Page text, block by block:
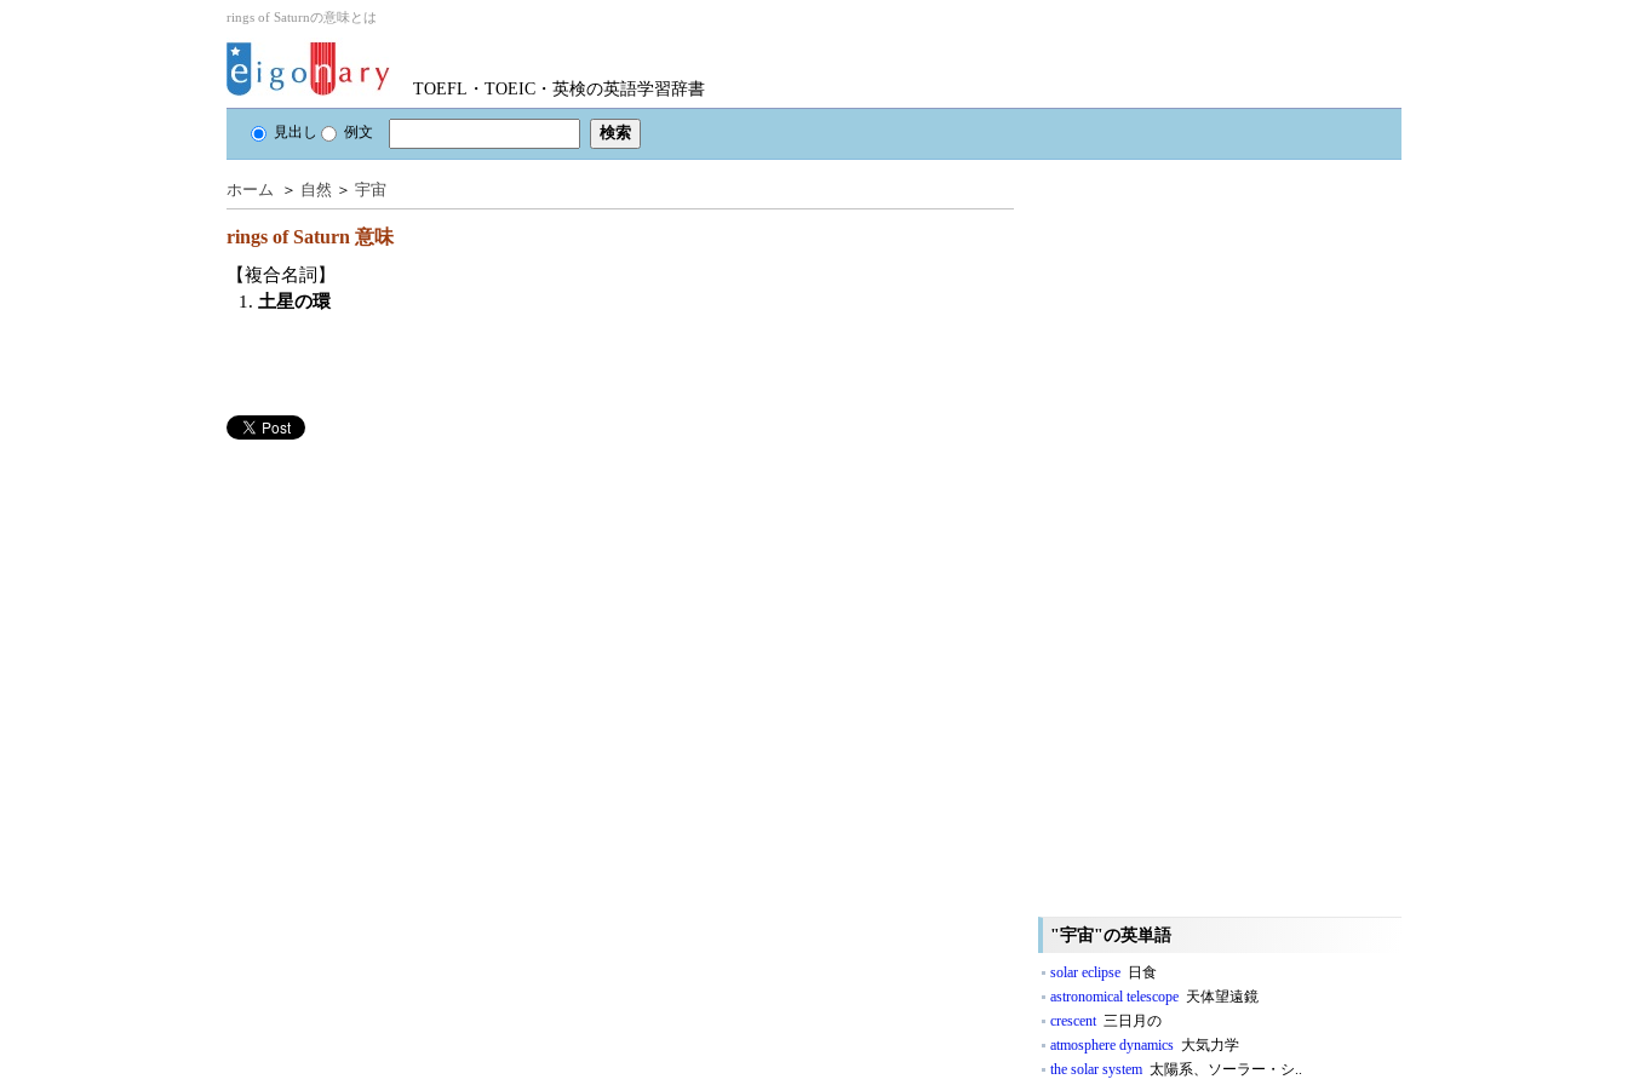
rings of Saturnの意味とは
TOEFL・TOEIC・英検の英語学習辞書
見出し 例文
ホーム ＞ 自然 ＞ 宇宙
rings of Saturn 意味
【複合名詞】
1. 土星の環
"宇宙"の英単語
solar eclipse 日食
astronomical telescope 天体望遠鏡
crescent三日月の
atmosphere dynamics 大気力学
the solar system 太陽系、ソーラー・シ..